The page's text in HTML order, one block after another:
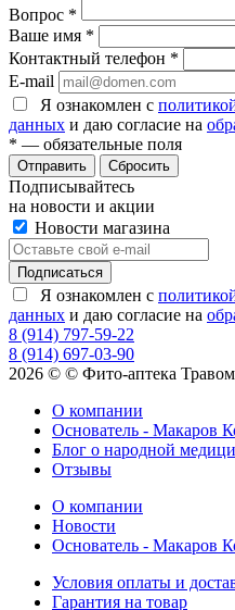
Вопрос *
Ваше имя *
Контактный телефон *
E-mail
Я ознакомлен с
данных и даю согласие на
* — обязательные поля
Сбросить
Подписывайтесь
на новости и акции
Новости магазина
Я ознакомлен с
данных и даю согласие на
8 (914) 797-59-22
8 (914) 697-03-90
2026 © © Фито-аптека
О компании
Основатель - Макаров
Блог о народной
Отзывы
О компании
Новости
Основатель - Макаров
Условия оплаты и
Гарантия на товар